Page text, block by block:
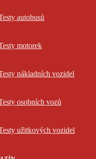
autobusů
motorek
nákladních vozidel
osobních vozů
užitkových vozidel